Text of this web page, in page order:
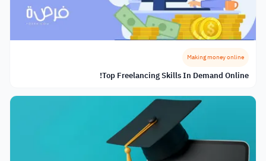
Making money online
Top Freelancing Skills In Demand Online!